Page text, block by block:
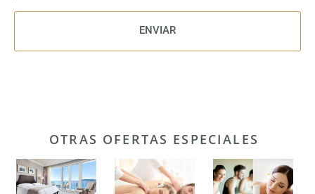
ENVIAR
OTRAS OFERTAS ESPECIALES